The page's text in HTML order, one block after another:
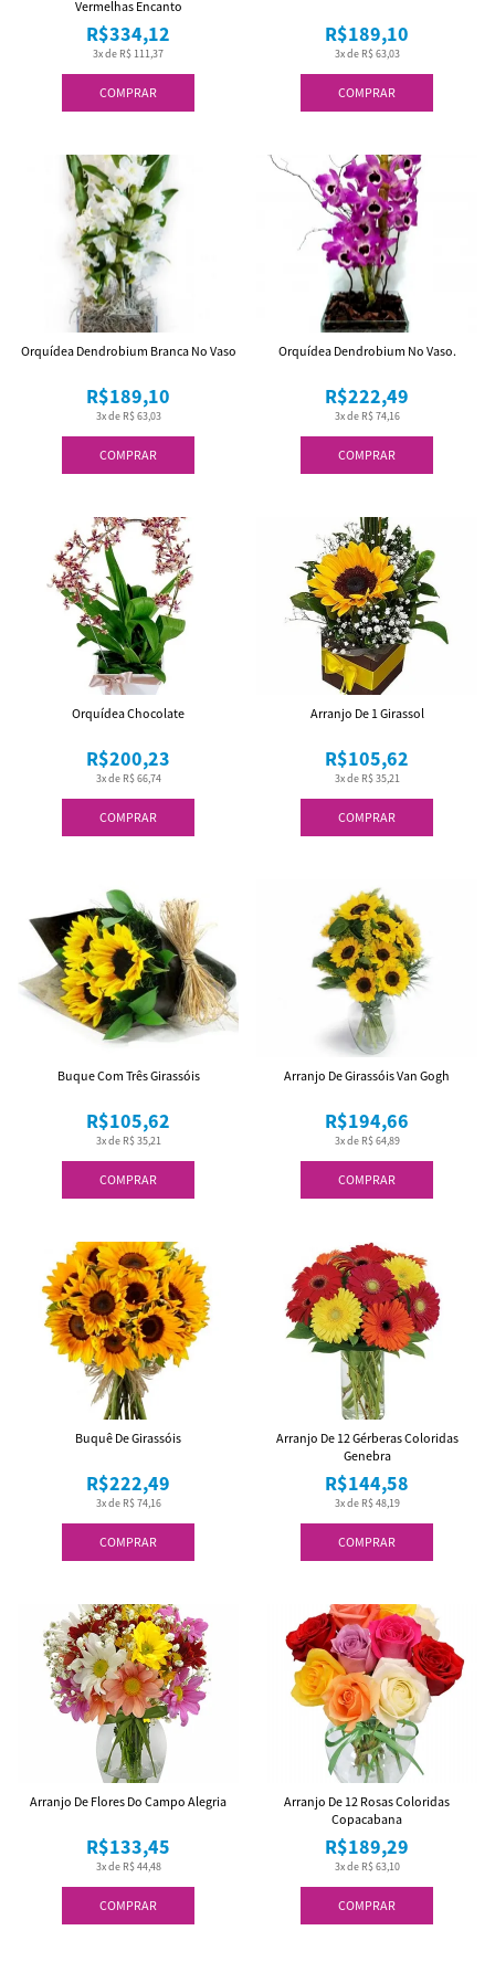
COMPRAR
3x de R$ 111,37
R$334,12
Vermelhas Encanto
COMPRAR
3x de R$ 63,03
R$189,10
COMPRAR
3x de R$ 63,03
R$189,10
Orquídea Dendrobium Branca No Vaso
COMPRAR
3x de R$ 74,16
R$222,49
Orquídea Dendrobium No Vaso.
COMPRAR
3x de R$ 66,74
R$200,23
Orquídea Chocolate
COMPRAR
3x de R$ 35,21
R$105,62
Arranjo De 1 Girassol
COMPRAR
3x de R$ 35,21
R$105,62
Buque Com Três Girassóis
COMPRAR
3x de R$ 64,89
R$194,66
Arranjo De Girassóis Van Gogh
COMPRAR
3x de R$ 74,16
R$222,49
Buquê De Girassóis
COMPRAR
3x de R$ 48,19
R$144,58
Arranjo De 12 Gérberas Coloridas
Genebra
COMPRAR
3x de R$ 44,48
R$133,45
Arranjo De Flores Do Campo Alegria
COMPRAR
3x de R$ 63,10
R$189,29
Arranjo De 12 Rosas Coloridas
Copacabana